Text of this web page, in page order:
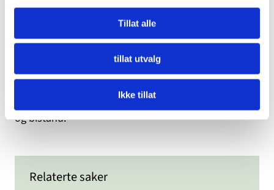
Tillat alle
tillat utvalg
Ikke tillat
krisesenter
JURK (Juridisk rådgivning for kvinner)
Dersom du er blitt tvunget til å inngå ekteskap eller
utlandet, kan du be en norsk ambassade om hjelp
og bistand.
Relaterte saker